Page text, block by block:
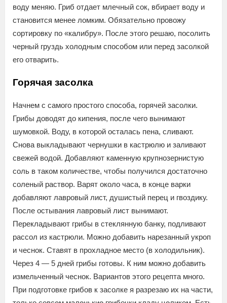
воду меняю. Гриб отдает млечный сок, вбирает воду и
становится менее ломким. Обязательно провожу
сортировку по «калибру». После этого решаю, посолить
черный груздь холодным способом или перед засолкой
его отварить.
Горячая засолка
Начнем с самого простого способа, горячей засолки.
Грибы доводят до кипения, после чего вынимают
шумовкой. Воду, в которой осталась пена, сливают.
Снова выкладывают чернушки в кастрюлю и заливают
свежей водой. Добавляют каменную крупнозернистую
соль в таком количестве, чтобы получился достаточно
соленый раствор. Варят около часа, в конце варки
добавляют лавровый лист, душистый перец и гвоздику.
После остывания лавровый лист вынимают.
Перекладывают грибы в стеклянную банку, подливают
рассол из кастрюли. Можно добавить нарезанный укроп
и чеснок. Ставят в прохладное место (в холодильник).
Через 4 — 5 дней грибы готовы. К ним можно добавить
измельченный чеснок. Вариантов этого рецепта много.
При подготовке грибов к засолке я разрезаю их на части,